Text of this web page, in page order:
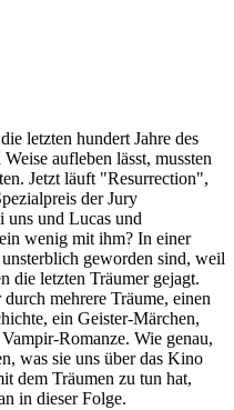
letzten hundert Jahre des
aufleben lässt, mussten
Jetzt läuft "Resurrection",
der Jury
uns und Lucas und
wenig mit ihm? In einer
geworden sind, weil
die letzten Träumer gejagt.
mehrere Träume, einen
ein Geister-Märchen,
Romanze. Wie genau,
was sie uns über das Kino
dem Träumen zu tun hat,
in dieser Folge.